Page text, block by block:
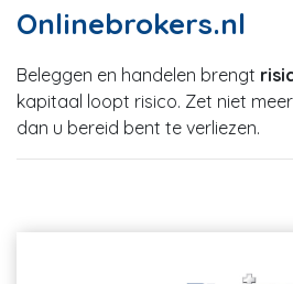
Onlinebrokers.nl
Beleggen en handelen brengt
kapitaal loopt risico. Zet niet
dan u bereid bent te verliezen.